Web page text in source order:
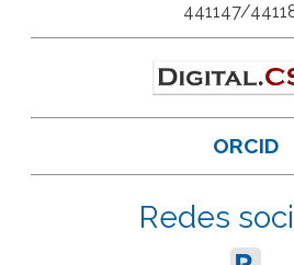
441147/
ORCID
Redes